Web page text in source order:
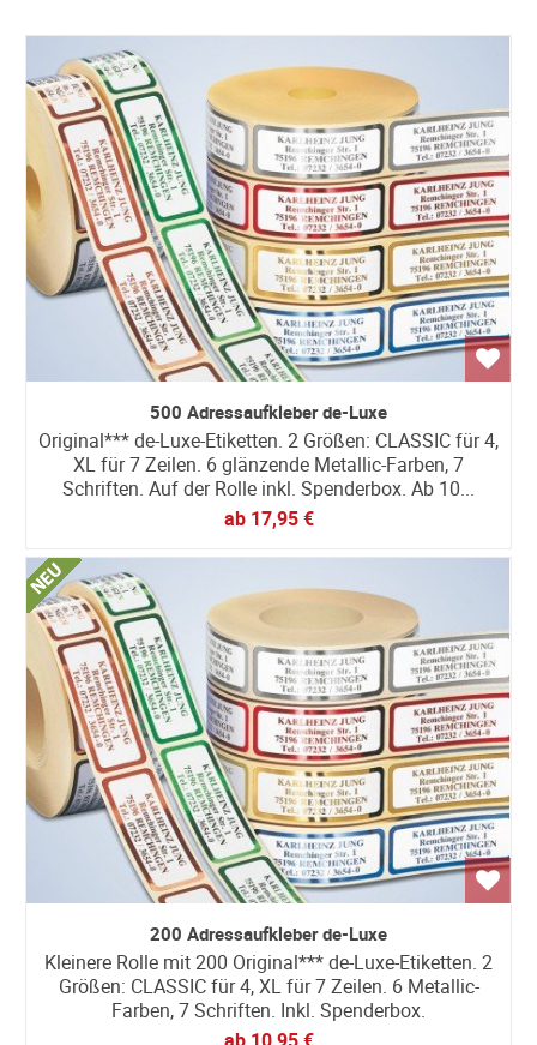
500 Adressaufkleber de-Luxe
Original*** de-Luxe-Etiketten. 2 Größen: CLASSIC für 4,
XL für 7 Zeilen. 6 glänzende Metallic-Farben, 7
Schriften. Auf der Rolle inkl. Spenderbox. Ab 10...
ab 17,95 €
200 Adressaufkleber de-Luxe
Kleinere Rolle mit 200 Original*** de-Luxe-Etiketten. 2
Größen: CLASSIC für 4, XL für 7 Zeilen. 6 Metallic-
Farben, 7 Schriften. Inkl. Spenderbox.
ab 10,95 €